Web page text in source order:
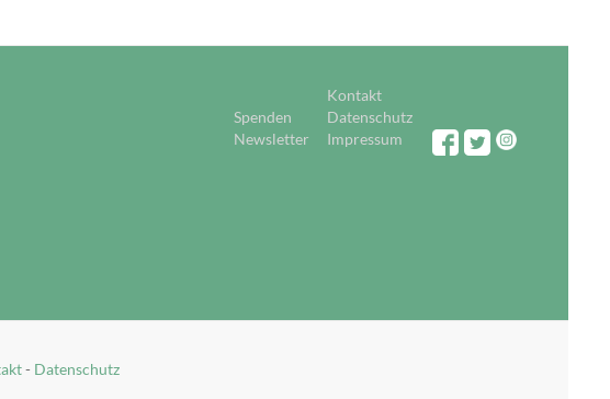
Kontakt
Spenden
Datenschutz
Newsletter
Impressum
- Datenschutz